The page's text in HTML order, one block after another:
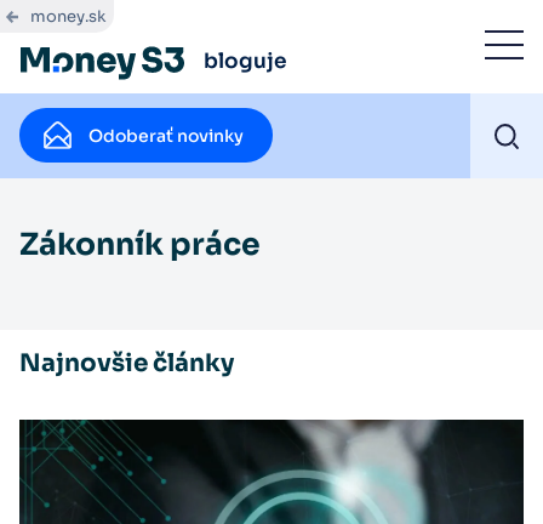
money.sk
bloguje
Odoberať novinky
Zákonník práce
Najnovšie články